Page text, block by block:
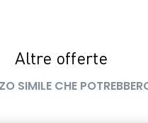
Altre offerte
SIMILE CHE